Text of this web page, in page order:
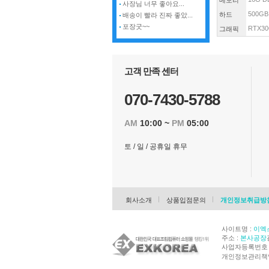
사장님 너무 좋아요...
배송이 빨라 진짜 좋았...
포장굿~~
하드
그래픽
고객 만족 센터
070-7430-5788
AM 10:00 ~ PM 05:00
토 / 일 / 공휴일 휴무
회사소개 상품입점문의 개인정보취급방
사이트명 : 이엑
주소 : 본사공장
사업자등록번
개인정보관리